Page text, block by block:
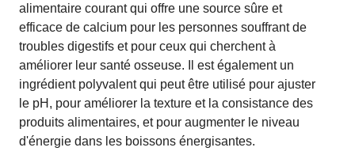
alimentaire courant qui offre une source sûre et
efficace de calcium pour les personnes souffrant de
troubles digestifs et pour ceux qui cherchent à
améliorer leur santé osseuse. Il est également un
ingrédient polyvalent qui peut être utilisé pour ajuster
le pH, pour améliorer la texture et la consistance des
produits alimentaires, et pour augmenter le niveau
d'énergie dans les boissons énergisantes.